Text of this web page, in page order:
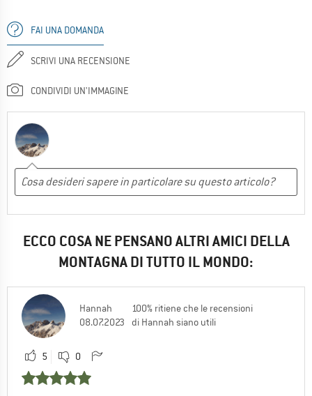
FAI UNA DOMANDA
SCRIVI UNA RECENSIONE
CONDIVIDI UN'IMMAGINE
ECCO COSA NE PENSANO ALTRI AMICI DELLA
MONTAGNA DI TUTTO IL MONDO:
Hannah
08.07.2023
100% ritiene che le recensioni
di Hannah siano utili
5 0